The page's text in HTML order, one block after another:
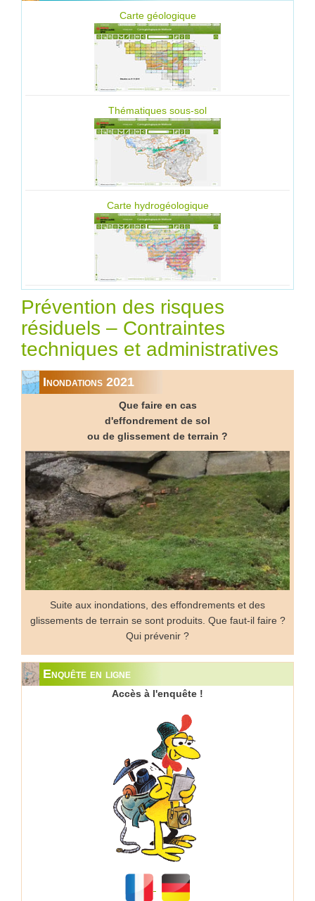
Carte géologique
Thématiques sous-sol
Carte hydrogéologique
Prévention des risques
résiduels – Contraintes
techniques et administratives
Inondations 2021
Que faire en cas
d'effondrement de sol
ou de glissement de terrain ?
Suite aux inondations, des effondrements et des
glissements de terrain se sont produits. Que faut-il faire ?
Qui prévenir ?
Enquête en ligne
Accès à l'enquête !